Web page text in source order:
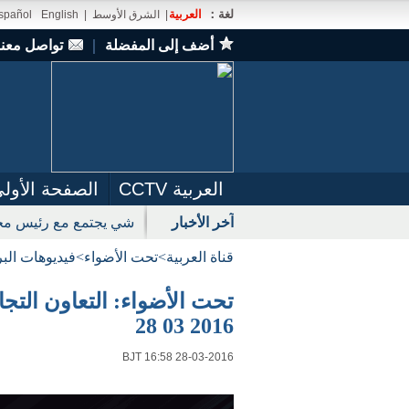
لغة： العربية الشرق الأوسط English
أضف إلى المفضلة تواصل
العربية CCTV الصفحة
آخر الأخبار شي يجتمع مع رئيس
قناة العربية>تحت الأضواء>فيديوهات
تحت الأضواء: التعاون
2016 03 28
BJT 16:58 28-03-2016